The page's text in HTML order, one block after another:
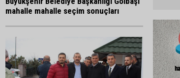
mahalle mahalle seçim sonuçları